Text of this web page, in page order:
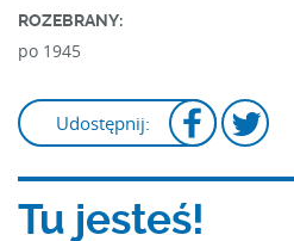
ROZEBRANY:
po 1945
Udostępnij:
Tu jesteś!